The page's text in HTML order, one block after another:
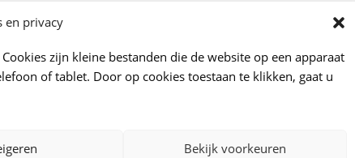
en privacy
zijn kleine bestanden die de website op een apparaat
of tablet. Door op cookies toestaan te klikken, gaat u
Bekijk voorkeuren
Kenniscentrum
Onze adviseurs